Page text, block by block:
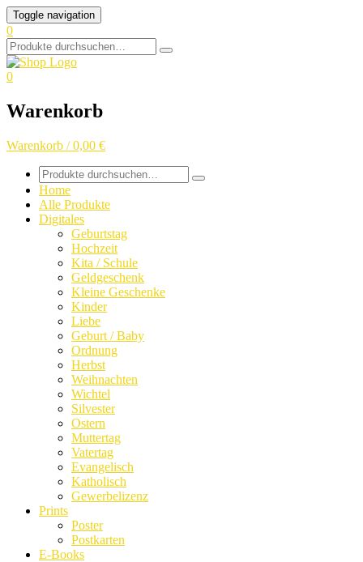
Skip
to
content
Toggle navigation
0
Search
for:
0
Warenkorb
Warenkorb / 0,00 €
Search
for:
Home
Alle Produkte
Digitales
Geburtstag
Hochzeit
Kita / Schule
Geldgeschenk
Kleine Geschenke
Kinder
Liebe
Geburt / Baby
Ordnung
Herbst
Weihnachten
Wichtel
Silvester
Ostern
Muttertag
Vatertag
Evangelisch
Katholisch
Gewerbelizenz
Prints
Poster
Postkarten
E-Books